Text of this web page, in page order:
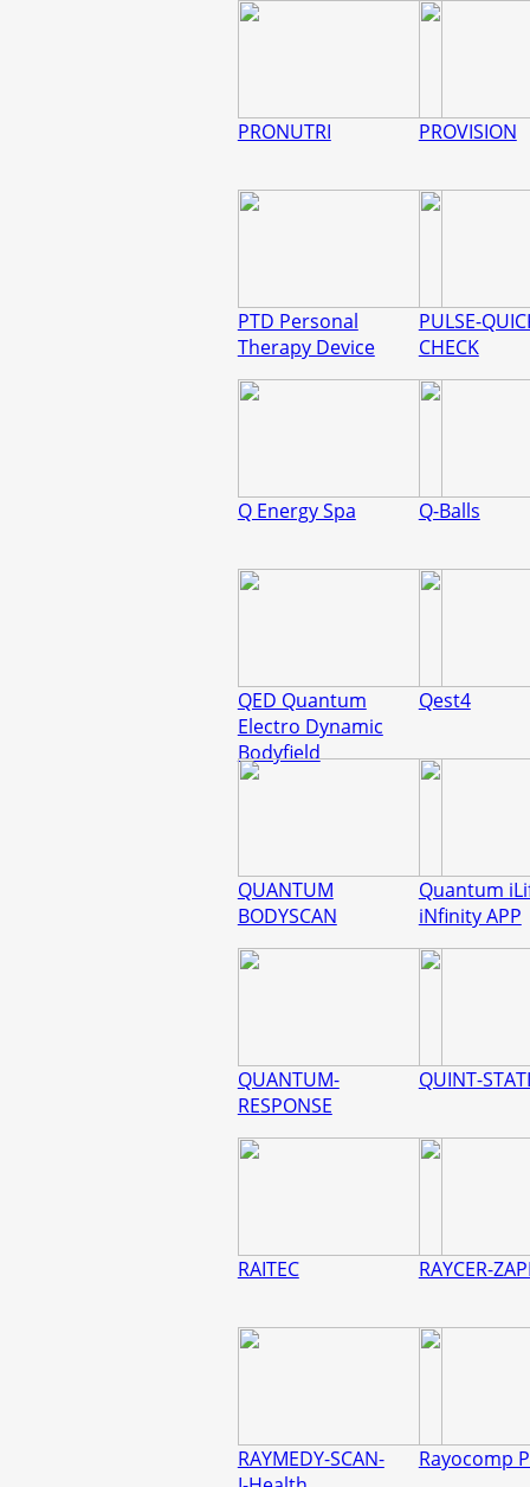
PRONUTRI PROVISION
PTD Personal
Therapy Device
PULSE-
CHECK
Q Energy Spa Q-Balls
QED Quantum
Electro Dynamic
Bodyfield
Qest4
QUANTUM
BODYSCAN
Quantum
iNfinity APP
QUANTUM-
RESPONSE
QUINT-
RAITEC RAYCER-
RAYMEDY-SCAN-
Rayocomp